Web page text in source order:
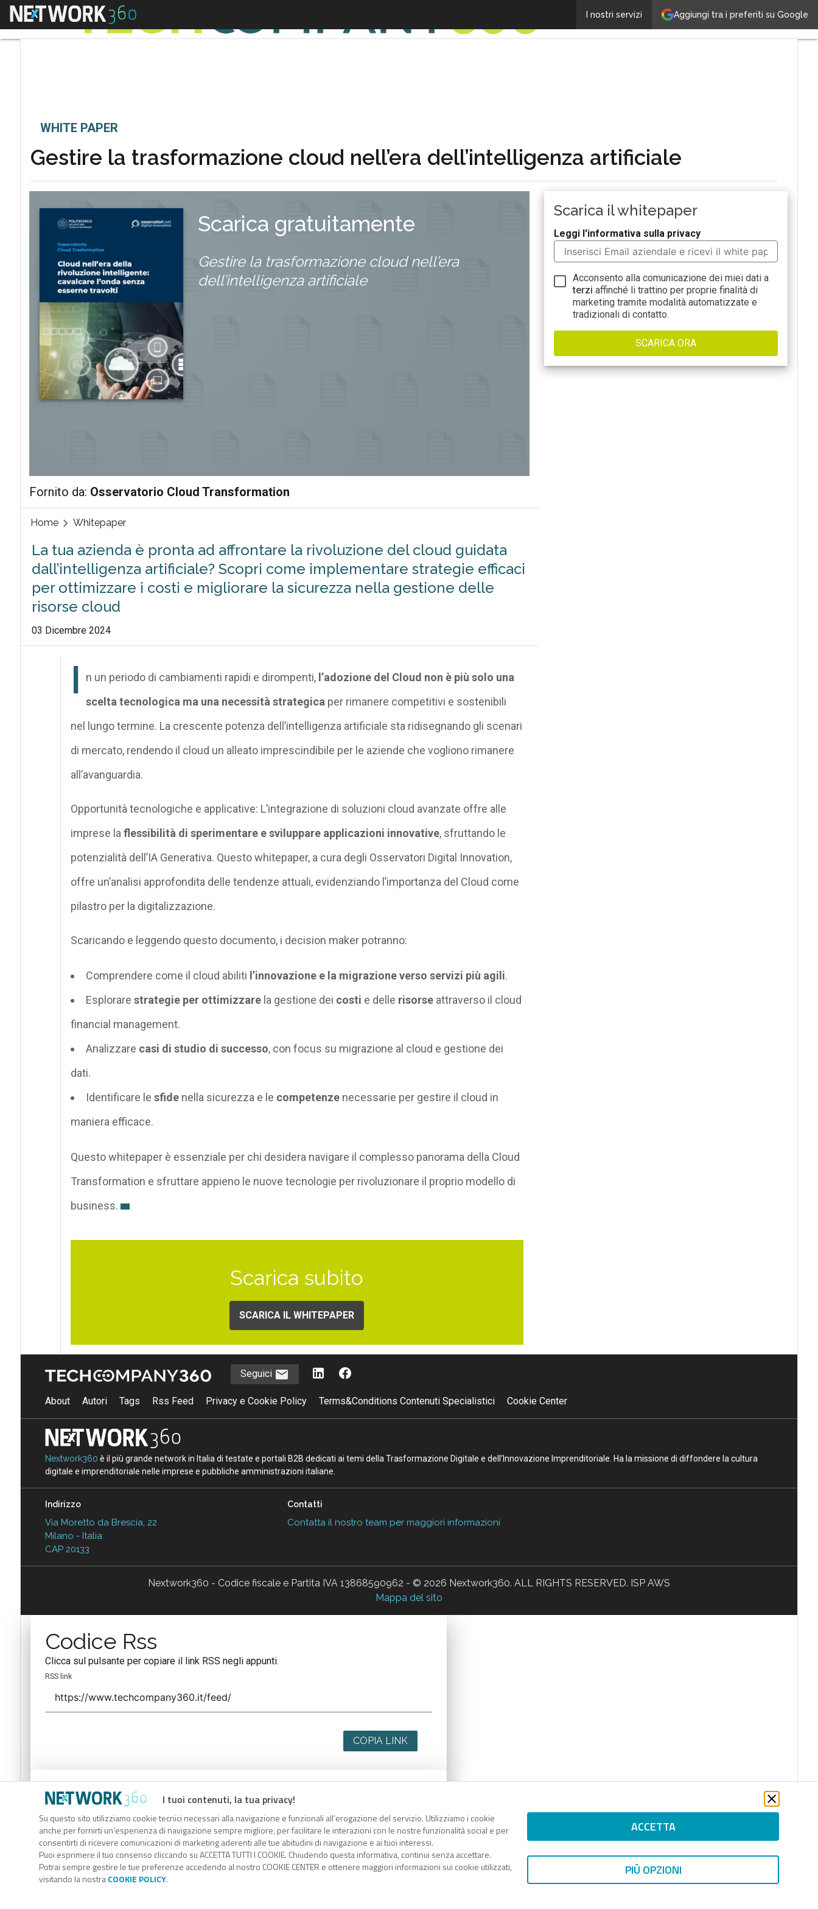
Aggiungi tra i preferiti su Google
I nostri servizi
Menu Gestire la trasformazione cloud nell’era
WHITE PAPER
Gestire la trasformazione cloud nell’era dell’intelligenza artificiale
Scarica gratuitamente
Gestire la trasformazione cloud nell’era
dell’intelligenza artificiale
Fornito da: Osservatorio Cloud Transformation
Home Whitepaper
La tua azienda è pronta ad affrontare la rivoluzione del cloud guidata
dall’intelligenza artificiale? Scopri come implementare strategie efficaci
per ottimizzare i costi e migliorare la sicurezza nella gestione delle
risorse cloud
03 Dicembre 2024
I n un periodo di cambiamenti rapidi e dirompenti,l’adozione del Cloud non è più solo una
scelta tecnologica ma una necessità strategica per rimanere competitivi e sostenibili
nel lungo termine. La crescente potenza dell’intelligenza artificiale sta ridisegnando gli scenari
di mercato, rendendo il cloud un alleato imprescindibile per le aziende che vogliono rimanere
all’avanguardia.
Opportunità tecnologiche e applicative: L’integrazione di soluzioni cloud avanzate offre alle
imprese la flessibilità di sperimentare e sviluppare applicazioni innovative, sfruttando le
potenzialità dell’IA Generativa. Questo whitepaper, a cura degli Osservatori Digital Innovation,
offre un’analisi approfondita delle tendenze attuali, evidenziando l’importanza del Cloud come
pilastro per la digitalizzazione.
Scaricando e leggendo questo documento, i decision maker potranno:
Comprendere come il cloud abiliti l’innovazione e la migrazione verso servizi più agili.
Esplorare strategie per ottimizzarela gestione dei costi e delle risorse attraverso il cloud
financial management.
Analizzare casi di studio di successo, con focus su migrazione al cloud e gestione dei
dati.
Identificare le sfide nella sicurezza e le competenze necessarie per gestire il cloud in
maniera efficace.
Questo whitepaper è essenziale per chi desidera navigare il complesso panorama della Cloud
Transformation e sfruttare appieno le nuove tecnologie per rivoluzionare il proprio modello di
business.
Scarica subito
SCARICA IL WHITEPAPER
Scarica il whitepaper
Leggi l'informativa sulla privacy
Acconsento alla comunicazione dei miei dati a
terzi affinché li trattino per proprie finalità di
marketing tramite modalità automatizzate e
tradizionali di contatto.
I tuoi contenuti, la tua privacy!
Su questo sito utilizziamo cookie tecnici necessari alla navigazione e funzionali all’erogazione del servizio. Utilizziamo i cookie
anche per fornirti un’esperienza di navigazione sempre migliore, per facilitare le interazioni con le nostre funzionalità social e per
consentirti di ricevere comunicazioni di marketing aderenti alle tue abitudini di navigazione e ai tuoi interessi.
Puoi esprimere il tuo consenso cliccando su ACCETTA TUTTI I COOKIE. Chiudendo questa informativa, continui senza accettare.
Potrai sempre gestire le tue preferenze accedendo al nostro COOKIE CENTER e ottenere maggiori informazioni sui cookie utilizzati,
visitando la nostraCOOKIE POLICY.
ACCETTA
PIÙ OPZIONI
Seguici
About Autori Tags Rss Feed Privacy e Cookie Policy Terms&Conditions Contenuti Specialistici Cookie Center
Nextwork360 è il più grande network in Italia di testate e portali B2B dedicati ai temi della Trasformazione Digitale e dell’Innovazione Imprenditoriale. Ha la missione di diffondere la cultura
digitale e imprenditoriale nelle imprese e pubbliche amministrazioni italiane.
Indirizzo
Via Moretto da Brescia, 22
Milano - Italia
CAP 20133
Contatti
Contatta il nostro team per maggiori informazioni
Nextwork360 - Codice fiscale e Partita IVA 13868590962 - © 2026 Nextwork360. ALL RIGHTS RESERVED. ISP AWS
Mappa del sito
Codice Rss
Clicca sul pulsante per copiare il link RSS negli appunti.
RSS link
COPIA LINK
Codice Rss
Clicca sul pulsante per copiare il link RSS negli appunti.
RSS link